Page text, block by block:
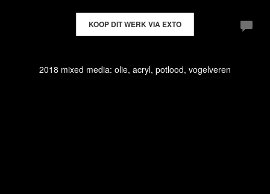
KOOP DIT WERK VIA EXTO
2018 mixed media: olie, acryl, potlood, vogelveren